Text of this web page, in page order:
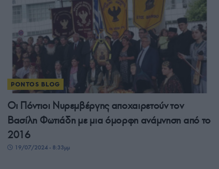
PONTOS BLOG
Οι Πόντιοι Νυρεμβέργης αποχαιρετούν τον
Βασίλη Φωτιάδη με μια όμορφη ανάμνηση από το
2016
19/07/2024 - 8:33μμ